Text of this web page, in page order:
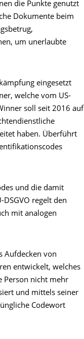
die Punkte genutzt
Dokumente beim
um unerlaubte
eingesetzt
welche vom US-
soll seit 2016 auf
haben. Überführt
und die damit
DSGVO regelt den
mit analogen
Aufdecken von
entwickelt, welches
Person nicht mehr
und mittels seiner
Codewort